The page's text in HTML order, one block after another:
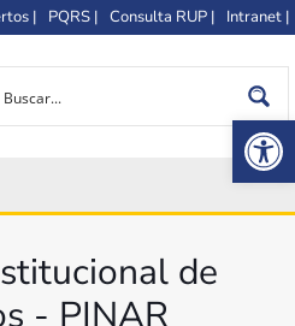
| PQRS | Consulta RUP | Intranet |
de
- PINAR